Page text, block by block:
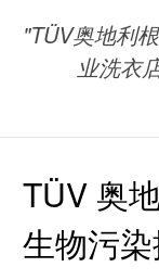
领域
休闲
运动
建筑
科
电
建
工业
审核 & 认证
学院
创新
技
白
联
合
原
"TÜV奥地利
业洗衣
TÜV 奥
生物污
首次使用
搜